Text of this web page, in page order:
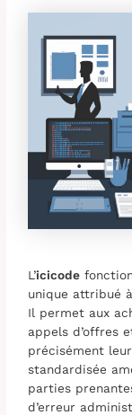
L’icicode
unique attribué
Il permet aux
appels d’offres
précisément
standardisée
parties
d’erreur